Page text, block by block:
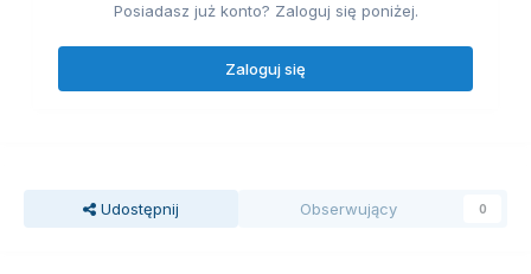
Posiadasz już konto? Zaloguj się poniżej.
Zaloguj się
Udostępnij Obserwujący 0